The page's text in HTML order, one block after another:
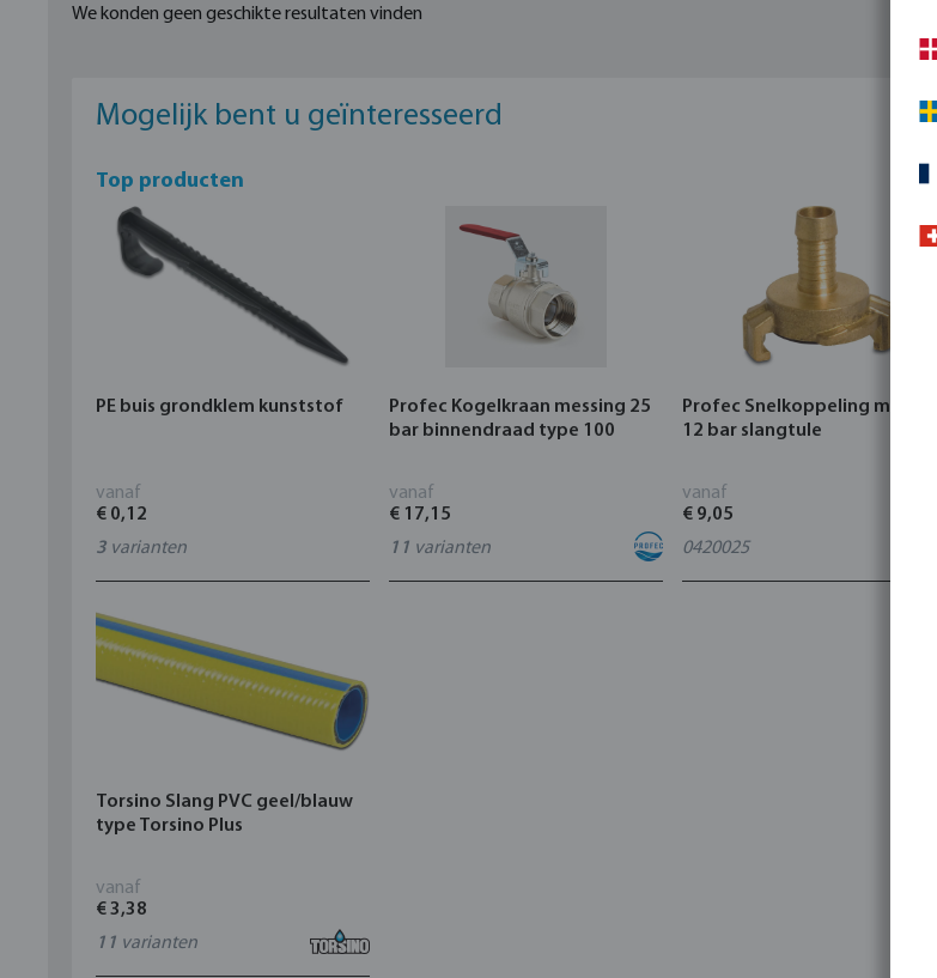
We konden geen geschikte resultaten vinden
Mogelijk bent u geïnteresseerd
Top producten
PE buis grondklem kunststof
vanaf
€ 0,12
3 varianten
Profec Kogelkraan messing 25
bar binnendraad type 100
vanaf
€ 17,15
11 varianten
Profec Snelkoppeling messing
12 bar slangtule
vanaf
€ 9,05
0420025
Torsino Slang PVC geel/blauw
type Torsino Plus
vanaf
€ 3,38
11 varianten